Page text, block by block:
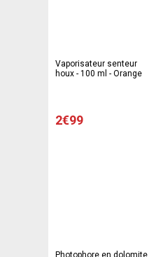
Vaporisateur senteur
houx - 100 ml - Orange
2€99